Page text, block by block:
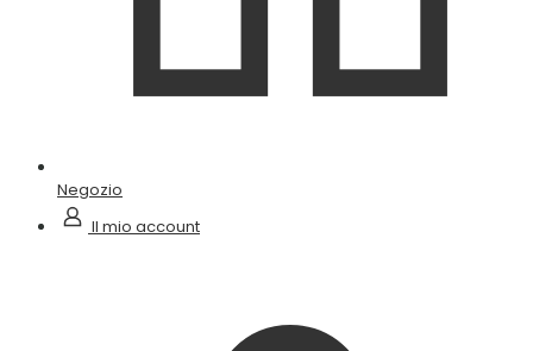
Negozio
Il mio account